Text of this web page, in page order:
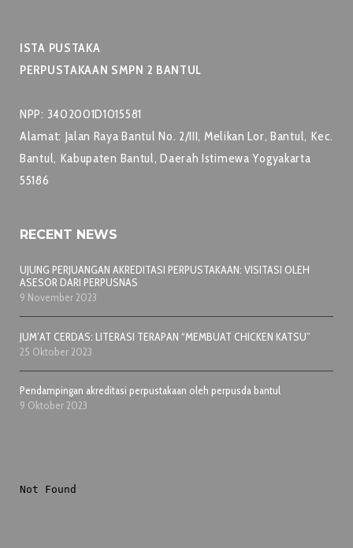
ISTA PUSTAKA
PERPUSTAKAAN SMPN 2 BANTUL
NPP: 3402001D1015581
Alamat: Jalan Raya Bantul No. 2/III, Melikan Lor, Bantul, Kec.
Bantul, Kabupaten Bantul, Daerah Istimewa Yogyakarta
55186
RECENT NEWS
UJUNG PERJUANGAN AKREDITASI PERPUSTAKAAN: VISITASI OLEH
ASESOR DARI PERPUSNAS
9 November 2023
JUM’AT CERDAS: LITERASI TERAPAN “MEMBUAT CHICKEN KATSU”
25 Oktober 2023
Pendampingan akreditasi perpustakaan oleh perpusda bantul
9 Oktober 2023